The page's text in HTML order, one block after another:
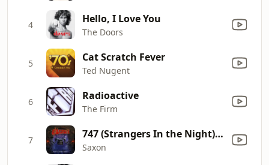
4 Hello, I Love You
The Doors
5 Cat Scratch Fever
Ted Nugent
6 Radioactive
The Firm
7 747 (Strangers In the Night) [Saxon Over Sweden 2011: Live]
Saxon